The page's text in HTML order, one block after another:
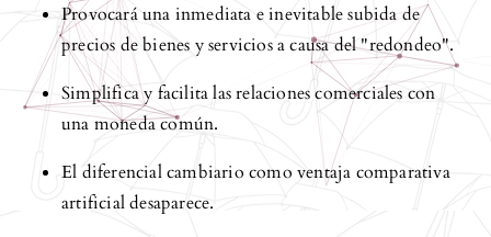
Provocará una inmediata e inevitable subida de
precios de bienes y servicios a causa del "redondeo".
Simplifica y facilita las relaciones comerciales con
una moneda común.
El diferencial cambiario como ventaja comparativa
artificial desaparece.